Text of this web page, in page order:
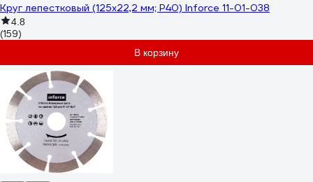
Круг лепестковый (125х22,2 мм; P40) Inforce 11-01-038
4.8
(159)
В корзину